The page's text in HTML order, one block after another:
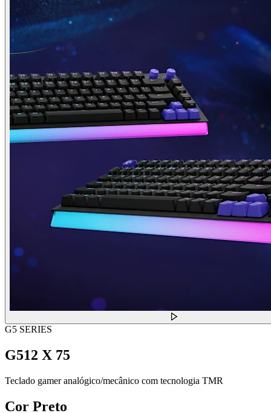
G5 SERIES
G512 X 75
Teclado gamer analógico/mecânico com tecnologia TMR
Cor Preto